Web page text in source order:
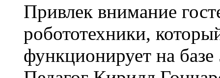
Привлек внимание
робототехники,
функционирует на